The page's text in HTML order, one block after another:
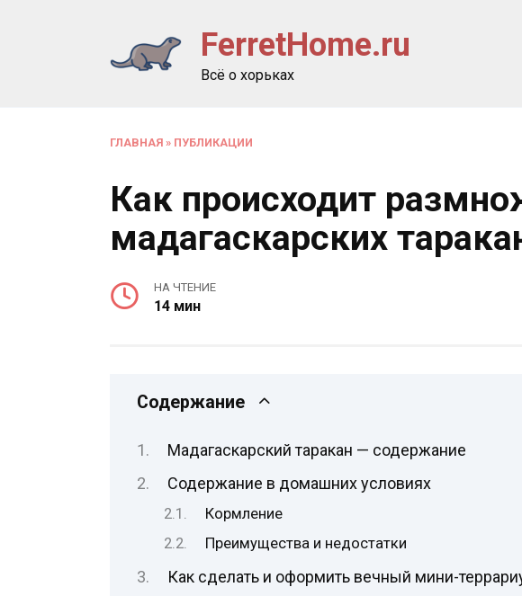
FerretHome.ru
Всё о хорьках
ГЛАВНАЯ » ПУБЛИКАЦИИ
Как происходит
мадагаскарских
НА ЧТЕНИЕ
14 мин
Содержание
Мадагаскарский таракан — содержание
Содержание в домашних условиях
Кормление
Преимущества и недостатки
Как сделать и оформить вечный мини-